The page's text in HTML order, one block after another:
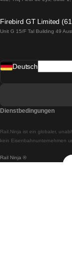
Firebird GT Limited
Unit G 15/F Tal Building 49
Rail Ninja ®
Rail.Ninja ist ein globaler,
kein Eisenbahnunternehmen
Deutsch
Dienstbedingungen